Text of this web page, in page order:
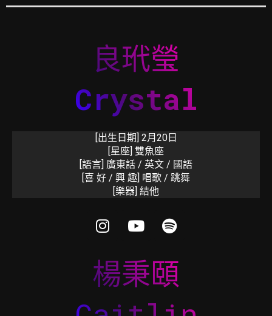
良玳瑩
Crystal
[出生日期] 2月20日
[星座] 雙魚座
[語言] 廣東話 / 英文 / 國語
[喜 好 / 興 趣] 唱歌 / 跳舞
[樂器] 結他
楊秉頤